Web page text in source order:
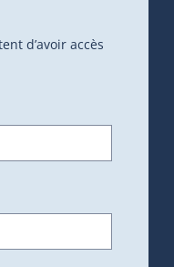
d’avoir accès